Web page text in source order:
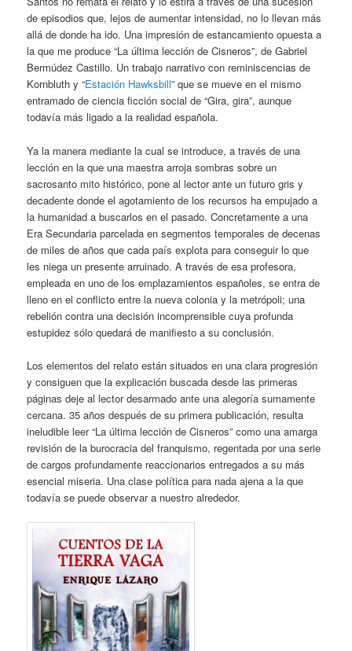
de episodios que, lejos de aumentar intensidad, no lo llevan más
allá de donde ha ido. Una impresión de estancamiento opuesta a
la que me produce “La última lección de Cisneros”, de Gabriel
Bermúdez Castillo. Un trabajo narrativo con reminiscencias de
Kornbluth y “Estación Hawksbill” que se mueve en el mismo
entramado de ciencia ficción social de “Gira, gira”, aunque
todavía más ligado a la realidad española.
Ya la manera mediante la cual se introduce, a través de una
lección en la que una maestra arroja sombras sobre un
sacrosanto mito histórico, pone al lector ante un futuro gris y
decadente donde el agotamiento de los recursos ha empujado a
la humanidad a buscarlos en el pasado. Concretamente a una
Era Secundaria parcelada en segmentos temporales de decenas
de miles de años que cada país explota para conseguir lo que
les niega un presente arruinado. A través de esa profesora,
empleada en uno de los emplazamientos españoles, se entra de
lleno en el conflicto entre la nueva colonia y la metrópoli; una
rebelión contra una decisión incomprensible cuya profunda
estupidez sólo quedará de manifiesto a su conclusión.
Los elementos del relato están situados en una clara progresión
y consiguen que la explicación buscada desde las primeras
páginas deje al lector desarmado ante una alegoría sumamente
cercana. 35 años después de su primera publicación, resulta
ineludible leer “La última lección de Cisneros” como una amarga
revisión de la burocracia del franquismo, regentada por una serie
de cargos profundamente reaccionarios entregados a su más
esencial miseria. Una clase política para nada ajena a la que
todavía se puede observar a nuestro alrededor.